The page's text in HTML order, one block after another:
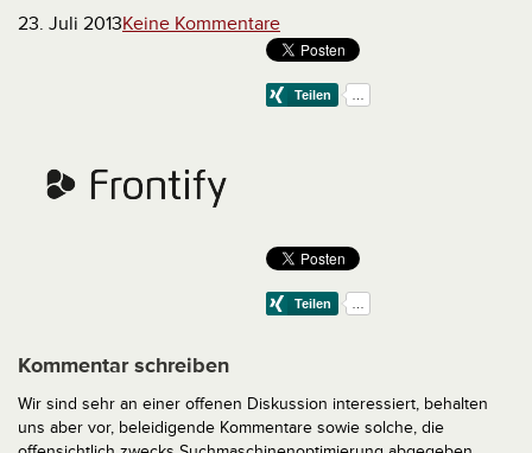
23. Juli 2013Keine Kommentare
Kommentar schreiben
Wir sind sehr an einer offenen Diskussion interessiert, behalten
uns aber vor, beleidigende Kommentare sowie solche, die